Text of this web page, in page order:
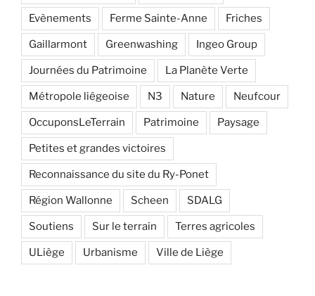
Evènements Ferme Sainte-Anne Friches
Gaillarmont Greenwashing Ingeo Group
Journées du Patrimoine La Planète Verte
Métropole liégeoise N3 Nature Neufcour
OccuponsLeTerrain Patrimoine Paysage
Petites et grandes victoires
Reconnaissance du site du Ry-Ponet
Région Wallonne Scheen SDALG
Soutiens Sur le terrain Terres agricoles
ULiège Urbanisme Ville de Liège